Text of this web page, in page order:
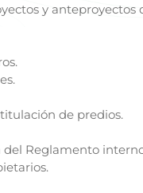
y
de predios.
Reglamento